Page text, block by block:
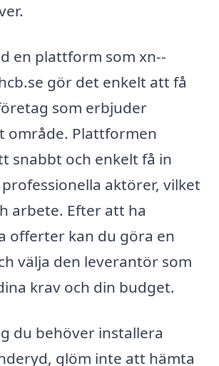
en plattform som xn--
gör det enkelt att få
som erbjuder
område. Plattformen
snabbt och enkelt få in
aktörer, vilket
arbete. Efter att ha
offerter kan du göra en
välja den leverantör som
krav och din budget.
du behöver installera
glöm inte att hämta